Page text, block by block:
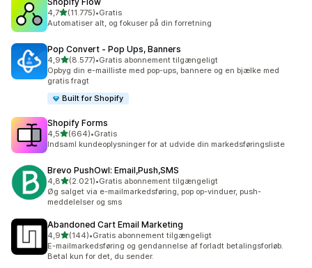
4,7ud af 5 stjerner
(11.775)
11775 anmeldelser i alt
•Gratis
Automatiser alt, og fokuser på din forretning
Pop Convert ‑ Pop Ups, Banners
4,9ud af 5 stjerner
(8.577)
8577 anmeldelser i alt
•Gratis abonnement tilgængeligt
Opbyg din e-mailliste med pop-ups, bannere og en bjælke med
gratis fragt
Built for Shopify
Shopify Forms
4,5ud af 5 stjerner
(664)
664 anmeldelser i alt
•Gratis
Indsaml kundeoplysninger for at udvide din markedsføringsliste
Brevo PushOwl: Email,Push,SMS
4,8ud af 5 stjerner
(2.021)
2021 anmeldelser i alt
•Gratis abonnement tilgængeligt
Øg salget via e-mailmarkedsføring, pop op-vinduer, push-
meddelelser og sms
Abandoned Cart Email Marketing
4,9ud af 5 stjerner
(144)
144 anmeldelser i alt
•Gratis abonnement tilgængeligt
E-mailmarkedsføring og gendannelse af forladt betalingsforløb.
Betal kun for det, du sender.